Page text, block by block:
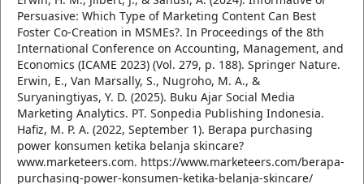
Persuasive: Which Type of Marketing Content Can Best
Foster Co-Creation in MSMEs?. In Proceedings of the 8th
International Conference on Accounting, Management, and
Economics (ICAME 2023) (Vol. 279, p. 188). Springer Nature.
Erwin, E., Van Marsally, S., Nugroho, M. A., &
Suryaningtiyas, Y. D. (2025). Buku Ajar Social Media
Marketing Analytics. PT. Sonpedia Publishing Indonesia.
Hafiz, M. P. A. (2022, September 1). Berapa purchasing
power konsumen ketika belanja skincare?
www.marketeers.com. https://www.marketeers.com/berapa-
purchasing-power-konsumen-ketika-belanja-skincare/